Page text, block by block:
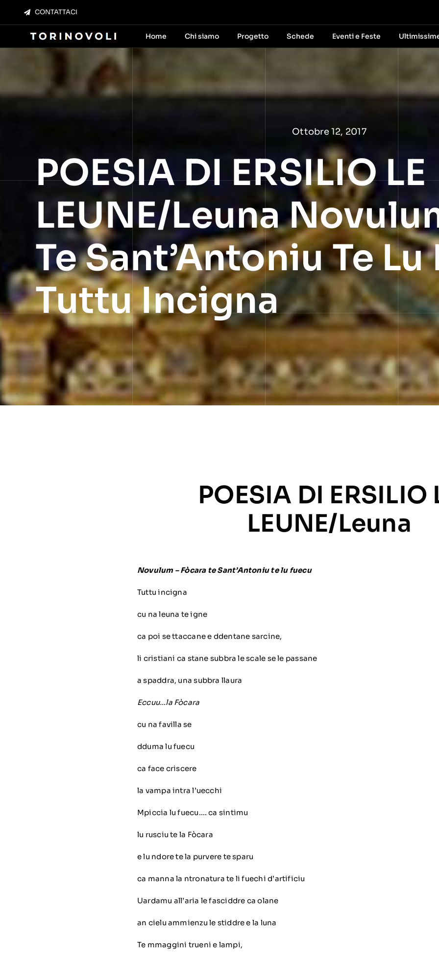
contenuto
CONTATTACI
Home Chi siamo Progetto Schede Eventi e Feste
Ottobre 12, 2017
POESIA DI ERSILIO LE
LEUNE/leuna
Te Sant’Antoniu Te Lu
Tuttu Incigna
POESIA DI ERSILIO
LEUNE/leuna
Novulum – Fòcara te Sant’Antoniu te lu fuecu
Tuttu incigna
cu na leuna te igne
ca poi se ttaccane e ddentane sarcine,
li cristiani ca stane subbra le scale se le passane
a spaddra, una subbra llaura
Eccuu…la Fòcara
cu na favilla se
dduma lu fuecu
ca face criscere
la vampa intra l’uecchi
Mpiccia lu fuecu…. ca sintimu
lu rusciu te la Fòcara
e lu ndore te la purvere te sparu
ca manna la ntronatura te li fuechi d’artificiu
Uardamu all’aria le fasciddre ca olane
an cielu ammienzu le stiddre e la luna
Te mmaggini trueni e lampi,